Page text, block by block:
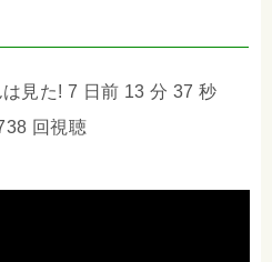
見た! 7 日前 13 分 37 秒
回視聴